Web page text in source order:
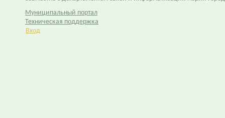
Муниципальный портал
Техническая поддержка
Вход